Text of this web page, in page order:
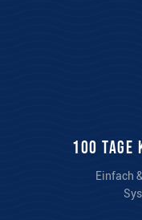
100
Einfach